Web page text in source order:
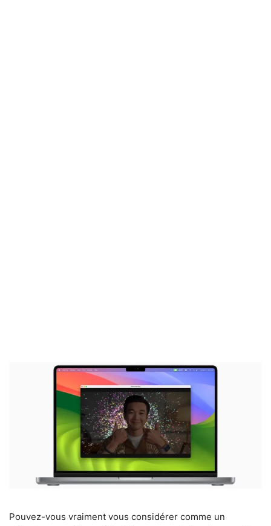
Pouvez-vous vraiment vous considérer comme un